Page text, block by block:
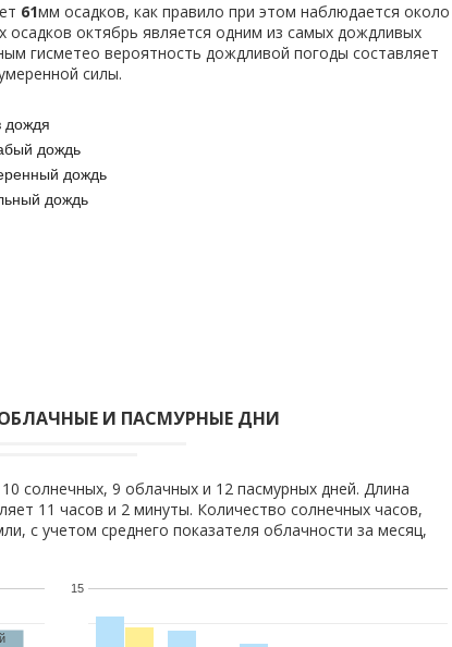
61мм осадков, как правило при этом наблюдается около
октябрь является одним из самых дождливых
гисметео вероятность дождливой погоды составляет
силы.
дождя
дождь
дождь
дождь
И ПАСМУРНЫЕ ДНИ
солнечных, 9 облачных и 12 пасмурных дней. Длина
11 часов и 2 минуты. Количество солнечных часов,
с учетом среднего показателя облачности за месяц,
15